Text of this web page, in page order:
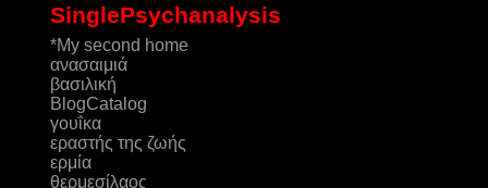
SinglePsychanalysis
*My second home
ανασαιμιά
βασιλική
ΒlogCatalog
γουΐκα
εραστής της ζωής
ερμία
θερμεσίλαος